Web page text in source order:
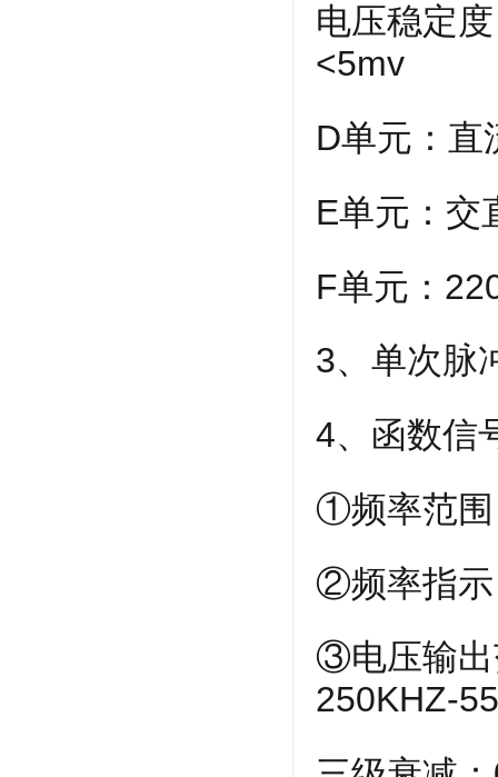
电压稳定
<5mv
D单元：直
E单元：交
F单元：
3、单次脉
4、函数信
①频率范围
②频率指示
③电压输出
250KHZ-